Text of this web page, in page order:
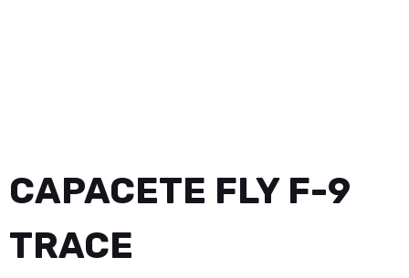
CAPACETE FLY F-9
TRACE